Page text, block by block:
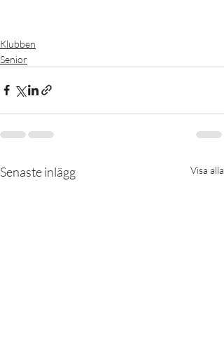
Klubben
Senior
Senaste inlägg Visa alla